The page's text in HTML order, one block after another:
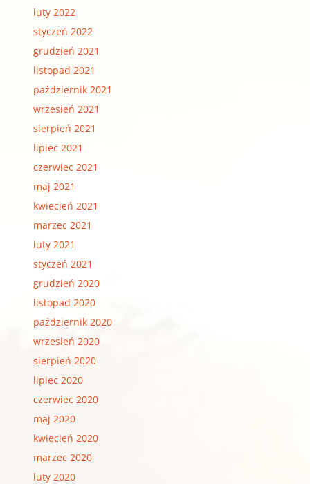
luty 2022
styczeń 2022
grudzień 2021
listopad 2021
październik 2021
wrzesień 2021
sierpień 2021
lipiec 2021
czerwiec 2021
maj 2021
kwiecień 2021
marzec 2021
luty 2021
styczeń 2021
grudzień 2020
listopad 2020
październik 2020
wrzesień 2020
sierpień 2020
lipiec 2020
czerwiec 2020
maj 2020
kwiecień 2020
marzec 2020
luty 2020